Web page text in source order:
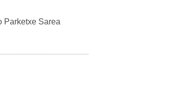
Parketxe Sarea